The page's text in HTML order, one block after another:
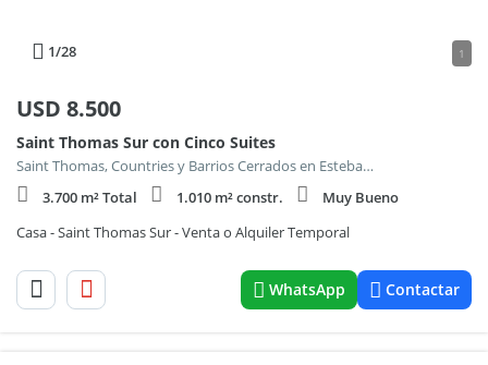
1/28 1
USD 8.500
Saint Thomas Sur con Cinco Suites
Saint Thomas, Countries y Barrios Cerrados en Esteban Echeverria
3.700 m² Total
1.010 m² constr.
Muy Bueno
Casa - Saint Thomas Sur - Venta o Alquiler Temporal
WhatsApp Contactar